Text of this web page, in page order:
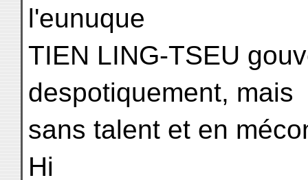
l'eunuque
TIEN LING-TSEU
despotiquement, mais
sans talent et en
Hi